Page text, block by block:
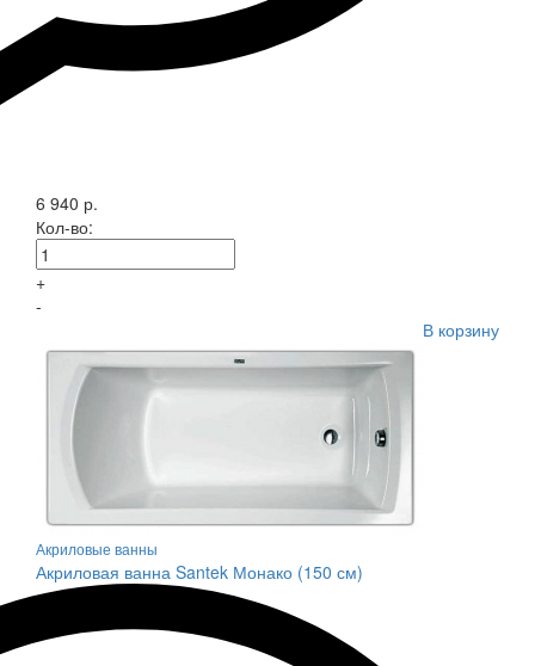
6 940 р.
Кол-во:
+
-
В корзину
Акриловые ванны
Акриловая ванна Santek Монако (150 см)